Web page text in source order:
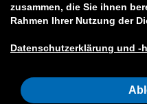
zusammen, die Sie ihnen
Rahmen Ihrer Nutzung der
Datenschutzerklärung und -